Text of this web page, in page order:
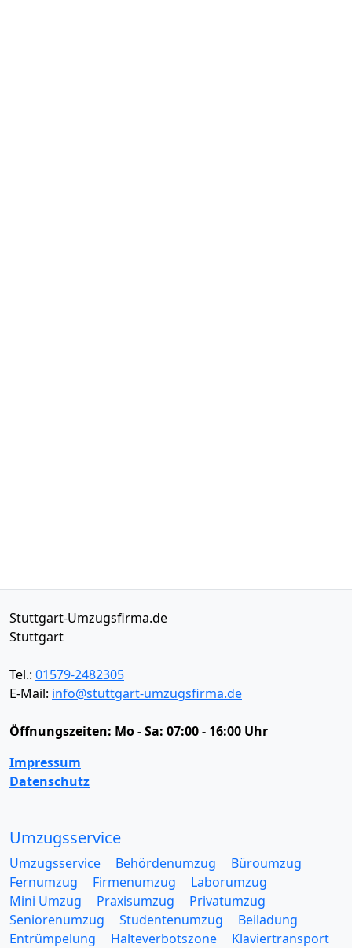
Stuttgart-Umzugsfirma.de
Stuttgart
Tel.: 01579-2482305
E-Mail: info@stuttgart-umzugsfirma.de
Öffnungszeiten: Mo - Sa: 07:00 - 16:00 Uhr
Impressum
Datenschutz
Umzugsservice
Umzugsservice Behördenumzug
Büroumzug
Fernumzug
Firmenumzug
Laborumzug
Mini Umzug
Praxisumzug
Privatumzug
Seniorenumzug
Studentenumzug
Beiladung
Entrümpelung
Halteverbotszone
Klaviertransport